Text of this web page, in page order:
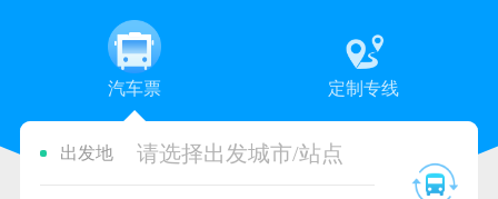
汽车票 定制专线
出发地 请选择出发城市/站点